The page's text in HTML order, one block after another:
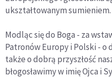
ukształtowanym sumieniem.
Modląc się do Boga - za
Patronów Europy i Polski - o
także o dobrą przyszłość
błogosławimy w imię Ojca i